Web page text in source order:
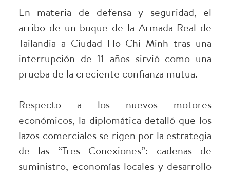
En materia de defensa y seguridad, el
arribo de un buque de la Armada Real de
Tailandia a Ciudad Ho Chi Minh tras una
interrupción de 11 años sirvió como una
prueba de la creciente confianza mutua.
Respecto a los nuevos motores
económicos, la diplomática detalló que los
lazos comerciales se rigen por la estrategia
de las “Tres Conexiones”: cadenas de
suministro, economías locales y desarrollo